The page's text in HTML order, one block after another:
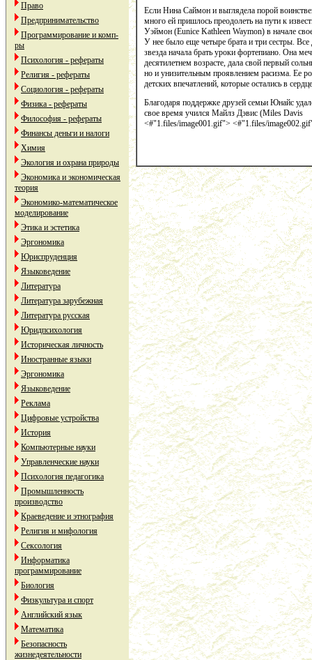
Право
Предпринимательство
Программирование и комп-
ры
Психология - рефераты
Религия - рефераты
Социология - рефераты
Физика - рефераты
Философия - рефераты
Финансы деньги и налоги
Химия
Экология и охрана природы
Экономика и экономическая
теория
Экономико-математическое
моделирование
Этика и эстетика
Эргономика
Юриспруденция
Языковедение
Литература
Литература зарубежная
Литература русская
Юридпсихология
Историческая личность
Иностранные языки
Эргономика
Языковедение
Реклама
Цифровые устройства
История
Компьютерные науки
Управленческие науки
Психология педагогика
Промышленность
производство
Краеведение и этнография
Религия и мифология
Сексология
Информатика
программирование
Биология
Физкультура и спорт
Английский язык
Математика
Безопасность
жизнедеятельности
Если Нина Саймон и выглядела порой
много ей пришлось преодолеть на пути к
Уэймон (Eunice Kathleen Waymon) в начале
У нее было еще четыре брата и три сестры.
звезда начала брать уроки фортепиано. Она
десятилетнем возрасте, дала свой первый
но и унизительным проявлением расизма. Ее
детских впечатлений, которые остались в
Благодаря поддержке друзей семьи Юнайс
свое время учился Майлз Дэвис (Miles Davis
<#"1.files/image001.gif"> <#"1.files/